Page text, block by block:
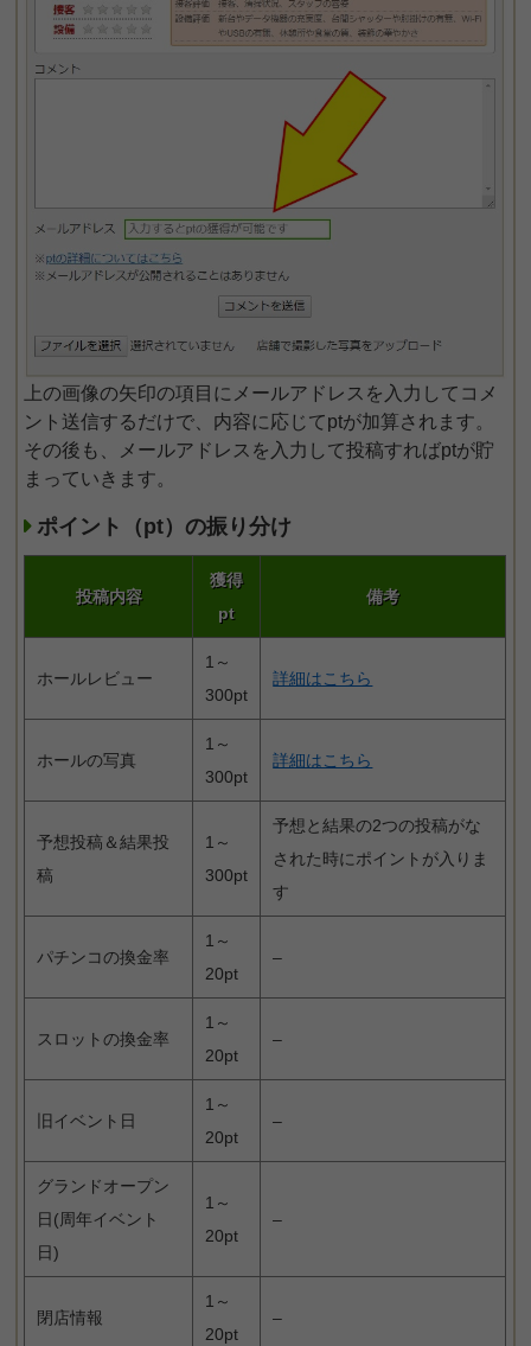
上の画像の矢印の項目にメールアドレスを入力してコメ
ント送信するだけで、内容に応じてptが加算されます。
その後も、メールアドレスを入力して投稿すればptが貯
まっていきます。
ポイント（pt）の振り分け
投稿内容
獲得
pt
備考
ホールレビュー
1～
300pt
詳細はこちら
ホールの写真
1～
300pt
詳細はこちら
予想投稿＆結果投
稿
1～
300pt
予想と結果の2つの投稿がな
された時にポイントが入りま
す
パチンコの換金率
1～
20pt
–
スロットの換金率
1～
20pt
–
旧イベント日
1～
20pt
–
グランドオープン
日(周年イベント
日)
1～
20pt
–
閉店情報
1～
20pt
–